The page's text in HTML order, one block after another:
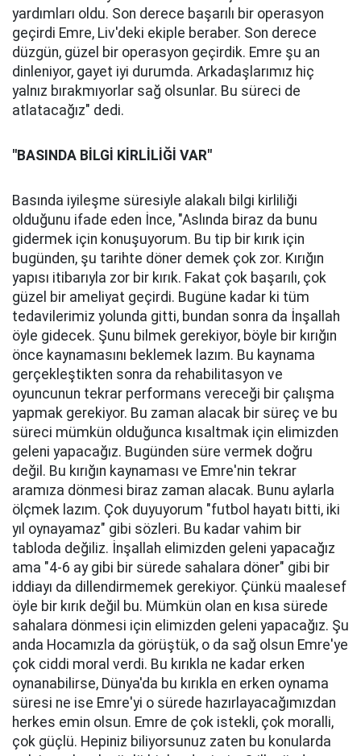
yardımları oldu. Son derece başarılı bir operasyon
geçirdi Emre, Liv'deki ekiple beraber. Son derece
düzgün, güzel bir operasyon geçirdik. Emre şu an
dinleniyor, gayet iyi durumda. Arkadaşlarımız hiç
yalnız bırakmıyorlar sağ olsunlar. Bu süreci de
atlatacağız" dedi.
"BASINDA BİLGİ KİRLİLİĞİ VAR"
Basında iyileşme süresiyle alakalı bilgi kirliliği
olduğunu ifade eden İnce, "Aslında biraz da bunu
gidermek için konuşuyorum. Bu tip bir kırık için
bugünden, şu tarihte döner demek çok zor. Kırığın
yapısı itibarıyla zor bir kırık. Fakat çok başarılı, çok
güzel bir ameliyat geçirdi. Bugüne kadar ki tüm
tedavilerimiz yolunda gitti, bundan sonra da İnşallah
öyle gidecek. Şunu bilmek gerekiyor, böyle bir kırığın
önce kaynamasını beklemek lazım. Bu kaynama
gerçekleştikten sonra da rehabilitasyon ve
oyuncunun tekrar performans vereceği bir çalışma
yapmak gerekiyor. Bu zaman alacak bir süreç ve bu
süreci mümkün olduğunca kısaltmak için elimizden
geleni yapacağız. Bugünden süre vermek doğru
değil. Bu kırığın kaynaması ve Emre'nin tekrar
aramıza dönmesi biraz zaman alacak. Bunu aylarla
ölçmek lazım. Çok duyuyorum "futbol hayatı bitti, iki
yıl oynayamaz" gibi sözleri. Bu kadar vahim bir
tabloda değiliz. İnşallah elimizden geleni yapacağız
ama "4-6 ay gibi bir sürede sahalara döner" gibi bir
iddiayı da dillendirmemek gerekiyor. Çünkü maalesef
öyle bir kırık değil bu. Mümkün olan en kısa sürede
sahalara dönmesi için elimizden geleni yapacağız. Şu
anda Hocamızla da görüştük, o da sağ olsun Emre'ye
çok ciddi moral verdi. Bu kırıkla ne kadar erken
oynanabilirse, Dünya'da bu kırıkla en erken oynama
süresi ne ise Emre'yi o sürede hazırlayacağımızdan
herkes emin olsun. Emre de çok istekli, çok moralli,
çok güçlü. Hepiniz biliyorsunuz zaten bu konularda